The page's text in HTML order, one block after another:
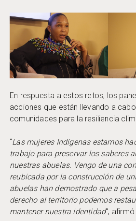
En respuesta a estos retos, los
acciones que están llevando a
comunidades para la resiliencia
“Las mujeres Indígenas estamos
trabajo para preservar los saberes
nuestras abuelas. Vengo de una
reubicada por la construcción de
abuelas han demostrado que a
derecho al territorio podemos
mantener nuestra identidad“,